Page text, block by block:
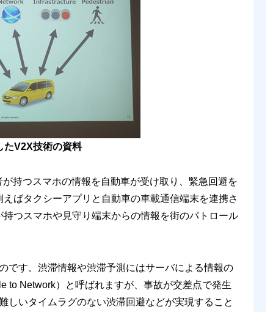
たV2X技術の資料
持つスマホの情報を自動車が受け取り、緊急回避を
ばタクシーアプリと自動車の車載通信端末を連携さ
つスマホや見守り端末からの情報を街のパトロール
です。渋滞情報や渋滞予測にはサーバによる情報の
to Network）と呼ばれますが、事故が交差点で発生
しいタイムラグのない渋滞回避などが実現すること